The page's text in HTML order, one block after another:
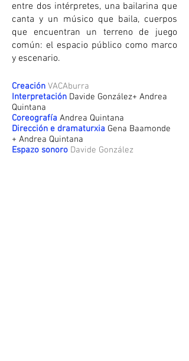
entre dos intérpretes, una bailarina que
canta y un músico que baila, cuerpos
que encuentran un terreno de juego
común: el espacio público como marco
y escenario.
Creación VACAburra
Interpretación Davide González+ Andrea
Quintana
Coreografía Andrea Quintana
Dirección e dramaturxia Gena Baamonde
+ Andrea Quintana
Espazo sonoro Davide González